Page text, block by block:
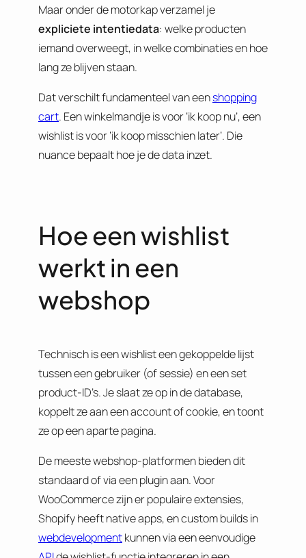
Maar onder de motorkap verzamel je
expliciete intentiedata: welke producten
iemand overweegt, in welke combinaties en hoe
lang ze blijven staan.
Dat verschilt fundamenteel van eenshopping
cart. Een winkelmandje is voor ‘ik koop nu’, een
wishlist is voor ‘ik koop misschien later’. Die
nuance bepaalt hoe je de data inzet.
Hoe een wishlist
werkt in een
webshop
Technisch is een wishlist een gekoppelde lijst
tussen een gebruiker (of sessie) en een set
product-ID’s. Je slaat ze op in de database,
koppelt ze aan een account of cookie, en toont
ze op een aparte pagina.
De meeste webshop-platformen bieden dit
standaard of via een plugin aan. Voor
WooCommerce zijn er populaire extensies,
Shopify heeft native apps, en custom builds in
webdevelopmentkunnen via een eenvoudige